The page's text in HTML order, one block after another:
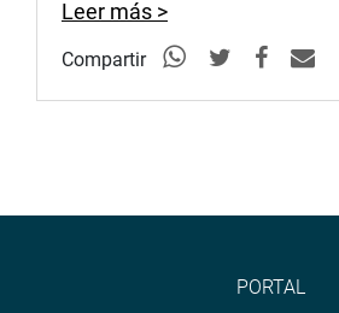
Leer más >
Compartir
PORTAL